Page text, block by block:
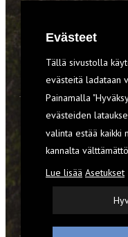
Evästeet
Tällä sivustolla
evästeitä ladataan
Painamalla
evästeiden
valinta estää kaikki
kannalta
Lue lisää Asetukset